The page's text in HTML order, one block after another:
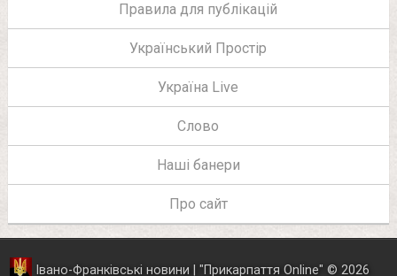
Правила для публікацій
Український Простір
Україна Live
Слово
Наші банери
Про сайт
Івано-Франківські новини | "Прикарпаття Online" © 2026